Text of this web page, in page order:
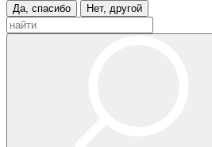
Да, спасибо Нет, другой